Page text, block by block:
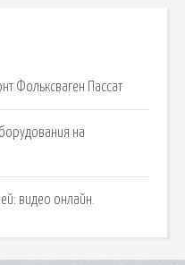
Фольксваген Пассат
на
видео онлайн.